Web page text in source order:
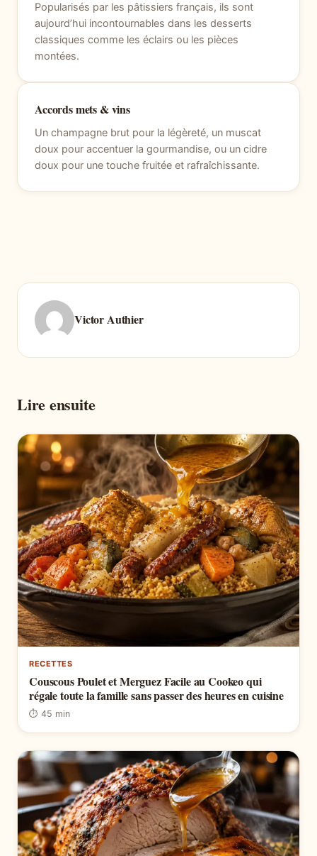
Popularisés par les pâtissiers français, ils sont
aujourd’hui incontournables dans les desserts
classiques comme les éclairs ou les pièces
montées.
Accords mets & vins
Un champagne brut pour la légèreté, un muscat
doux pour accentuer la gourmandise, ou un cidre
doux pour une touche fruitée et rafraîchissante.
Victor Authier
Lire ensuite
RECETTES
Couscous Poulet et Merguez Facile au Cookeo qui
régale toute la famille sans passer des heures en cuisine
⏱ 45 min